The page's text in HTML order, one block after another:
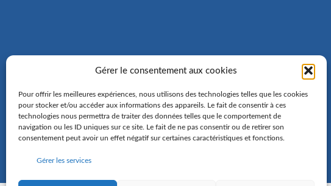
Gérer le consentement aux cookies
Pour offrir les meilleures expériences, nous utilisons des technologies telles que les cookies
pour stocker et/ou accéder aux informations des appareils. Le fait de consentir à ces
technologies nous permettra de traiter des données telles que le comportement de
navigation ou les ID uniques sur ce site. Le fait de ne pas consentir ou de retirer son
consentement peut avoir un effet négatif sur certaines caractéristiques et fonctions.
Gérer les services